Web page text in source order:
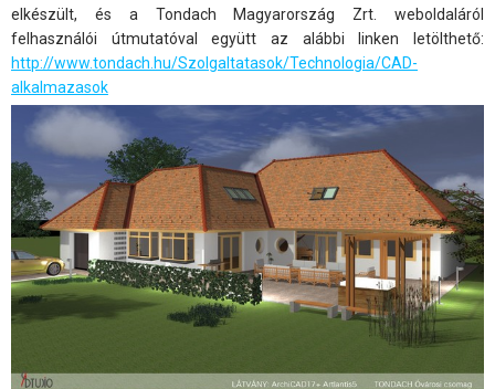
elkészült, és a Tondach Magyarország Zrt. weboldaláról
felhasználói útmutatóval együtt az alábbi linken letölthető:
http://www.tondach.hu/Szolgaltatasok/Technologia/CAD-
alkalmazasok